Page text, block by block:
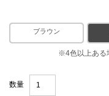
ブラウン